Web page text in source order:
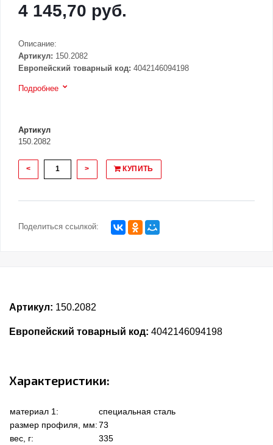
4 145,70 руб.
Описание:
Артикул: 150.2082
Европейский товарный код: 4042146094198
Подробнее
Артикул
150.2082
< > КУПИТЬ
Поделиться ссылкой:
Артикул: 150.2082
Европейский товарный код: 4042146094198
Характеристики:
материал 1:
специальная сталь
размер профиля, мм:73
вес, г:
335